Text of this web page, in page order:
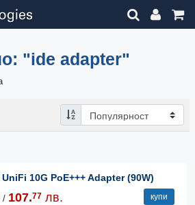
"ide adapter"
10G PoE+++ Adapter (90W)
/ 107.77 лв. купи